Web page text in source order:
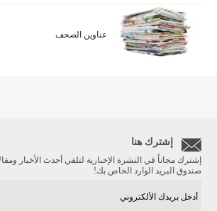
عناوين الصحف
إشترك هنا
إشترك مجاناً في النشرة الإخبارية لتلقي أحدث الأخبار
صندوق البريد الوارد الخاص بك!